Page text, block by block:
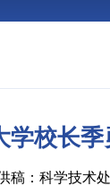
学校长
稿：科学技术处